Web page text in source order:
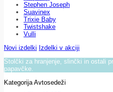
Stephen Joseph
Suavinex
Trixie Baby
Twistshake
Vulli
Novi izdelki Izdelki v akciji
Stolčki za hranjenje, slinčki in ostali
papavčke.
Kategorija Avtosedeži